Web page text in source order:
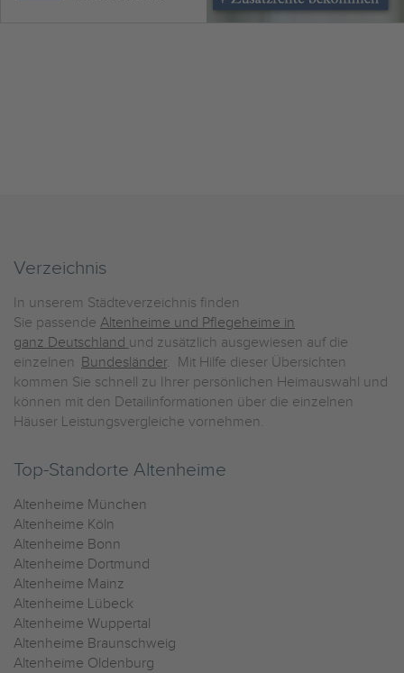
Verzeichnis
In unserem Städteverzeichnis finden
Sie passende Altenheime und Pflegeheime in
ganz Deutschland und zusätzlich ausgewiesen auf die
einzelnen Bundesländer. Mit Hilfe dieser Übersichten
kommen Sie schnell zu Ihrer persönlichen Heimauswahl und
können mit den Detailinformationen über die einzelnen
Häuser Leistungsvergleiche vornehmen.
Top-Standorte Altenheime
Altenheime München
Altenheime Köln
Altenheime Bonn
Altenheime Dortmund
Altenheime Mainz
Altenheime Lübeck
Altenheime Wuppertal
Altenheime Braunschweig
Altenheime Oldenburg